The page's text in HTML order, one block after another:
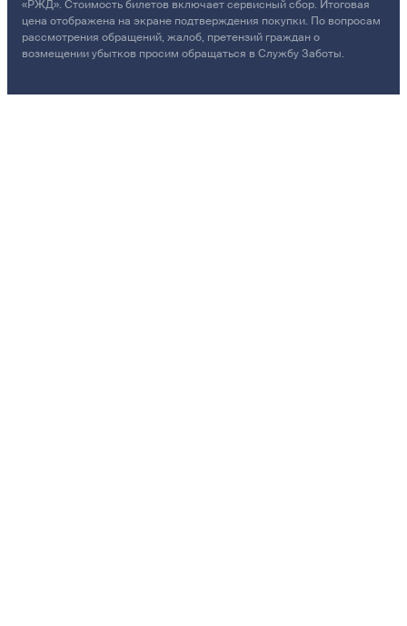
«РЖД». Стоимость билетов включает сервисный сбор. Итоговая
цена отображена на экране подтверждения покупки. По вопросам
рассмотрения обращений, жалоб, претензий граждан о
возмещении убытков просим обращаться в Службу Заботы.